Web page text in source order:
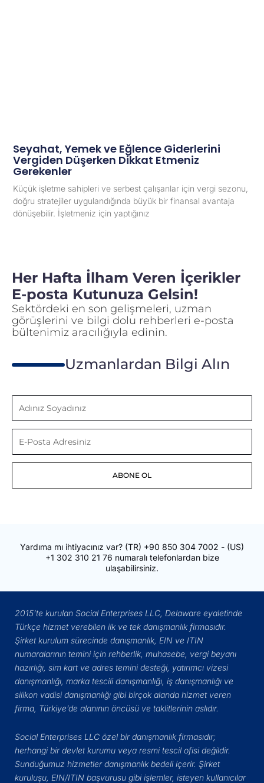
Seyahat, Yemek ve Eğlence Giderlerini
Vergiden Düşerken Dikkat Etmeniz
Gerekenler
Küçük işletme sahipleri ve serbest çalışanlar için vergi sezonu,
doğru stratejiler uygulandığında büyük bir finansal avantaja
dönüşebilir. İşletmeniz için yaptığınız
Her Hafta İlham Veren İçerikler
E-posta Kutunuza Gelsin!
Sektördeki en son gelişmeleri, uzman
görüşlerini ve bilgi dolu rehberleri e-posta
bültenimiz aracılığıyla edinin.
Uzmanlardan Bilgi Alın
Adınız
Soyadınız
E-
Posta
ABONE OL
Yardıma mı ihtiyacınız var? (TR) +90 850 304 7002 - (US)
+1 302 310 21 76 numaralı telefonlardan bize
ulaşabilirsiniz.
2015’te kurulan Social Enterprises LLC, Delaware eyaletinde
Türkçe hizmet verebilen ilk ve tek danışmanlık firmasıdır.
Şirket kurulum sürecinde danışmanlık, EIN ve ITIN
numaralarının temini için rehberlik, muhasebe, vergi beyanı
hazırlığı, sim kart ve adres temini desteği, yatırımcı vizesi
danışmanlığı, marka tescili danışmanlığı, iş danışmanlığı ve
silikon vadisi danışmanlığı gibi birçok alanda hizmet veren
firma, Türkiye’de alanının öncüsü ve taklitlerinin aslıdır.
Social Enterprises LLC özel bir danışmanlık firmasıdır;
herhangi bir devlet kurumu veya resmi tescil ofisi değildir.
Sunduğumuz hizmetler danışmanlık bedeli içerir. Şirket
kuruluşu, EIN/ITIN başvurusu gibi işlemler, isteyen kullanıcılar